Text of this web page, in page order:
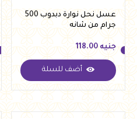
عسل نحل نوارة دبدوب 500
جرام من شانه
جنيه
جنيه 118.00
أضف للسلة